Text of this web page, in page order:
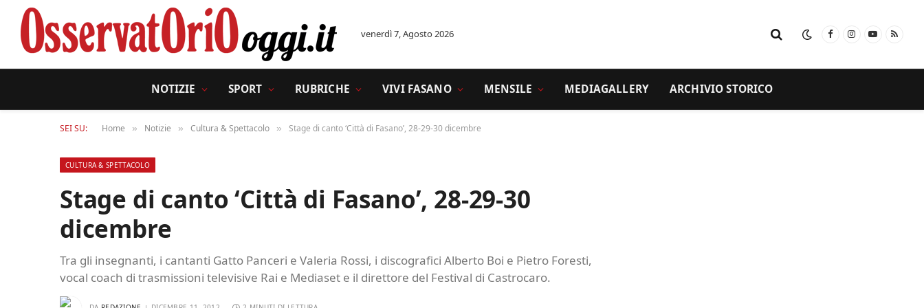
venerdì 7, Agosto 2026 FacebookInstagram
YouTube
RSS
NOTIZIE SPORT RUBRICHE VIVI FASANO MENSILE MEDIAGALLERY ARCHIVIO STORICO
SEI SU: Home » Notizie » Cultura & Spettacolo » Stage di canto ‘Città di Fasano’, 28-29-30 dicembre
CULTURA & SPETTACOLO
Stage di canto ‘Città di Fasano’, 28-29-30
dicembre
Tra gli insegnanti, i cantanti Gatto Panceri e Valeria Rossi, i discografici Alberto Boi e Pietro Foresti,
vocal coach di trasmissioni televisive Rai e Mediaset e il direttore del Festival di Castrocaro.